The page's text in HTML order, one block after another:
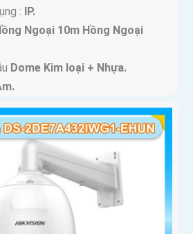
: IP.
Ngoại 10m Hồng Ngoại
Dome Kim loại + Nhựa.